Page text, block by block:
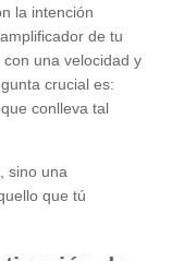
la intención
de tu
una velocidad y
crucial es:
conlleva tal
sino una
que tú